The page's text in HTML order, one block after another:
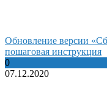
Обновление версии
пошаговая инструкция
0
07.12.2020